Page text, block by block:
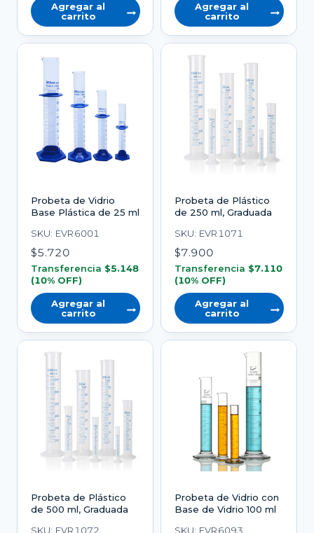
Agregar al
carrito
Agregar al
carrito
Probeta de Vidrio
Base Plástica de 25 ml
SKU: EVR6001
$5.720
Transferencia $5.148
(10% OFF)
Agregar al
carrito
Probeta de Plástico
de 250 ml, Graduada
SKU: EVR1071
$7.900
Transferencia $7.110
(10% OFF)
Agregar al
carrito
Probeta de Plástico
de 500 ml, Graduada
SKU: EVR1072
Probeta de Vidrio con
Base de Vidrio 100 ml
SKU: EVR6093